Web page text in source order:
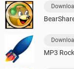
MP3